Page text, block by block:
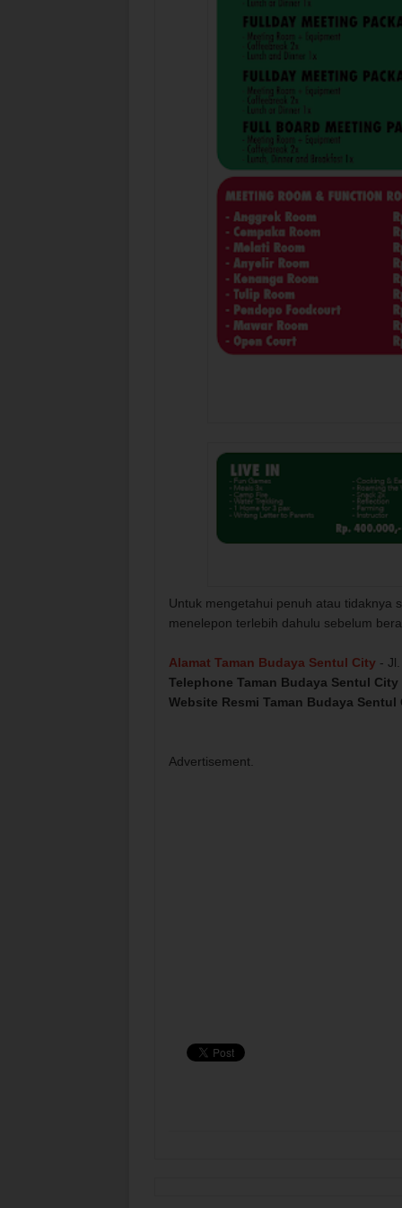
Untuk mengetahui penuh atau tidaknya
menelepon terlebih dahulu sebelum
Alamat Taman Budaya Sentul City -
Telephone Taman Budaya Sentul City
Website Resmi Taman Budaya Sentul
Advertisement.